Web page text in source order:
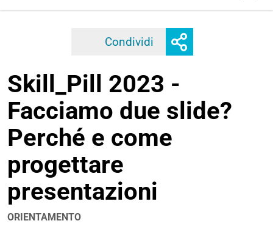
Condividi Facebook
condivisione
Skill_Pill 2023 -
Facciamo due slide?
Perché e come
progettare
presentazioni
ORIENTAMENTO